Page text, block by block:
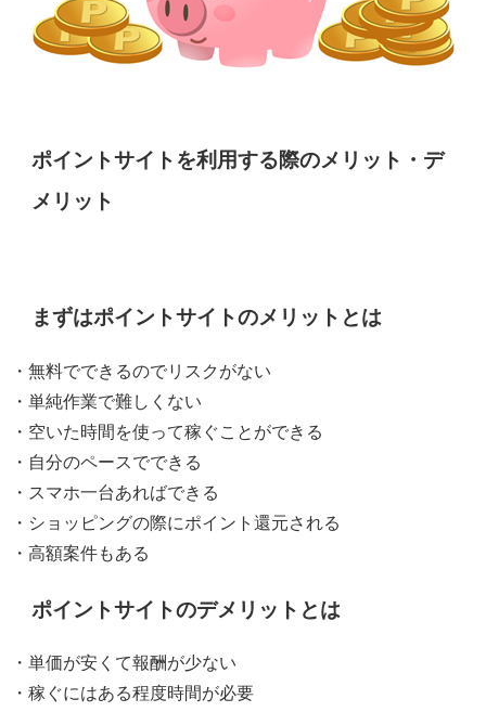
ポイントサイトを利用する際のメリット・デ
メリット
まずはポイントサイトのメリットとは
・無料でできるのでリスクがない
・単純作業で難しくない
・空いた時間を使って稼ぐことができる
・自分のペースでできる
・スマホ一台あればできる
・ショッピングの際にポイント還元される
・高額案件もある
ポイントサイトのデメリットとは
・単価が安くて報酬が少ない
・稼ぐにはある程度時間が必要